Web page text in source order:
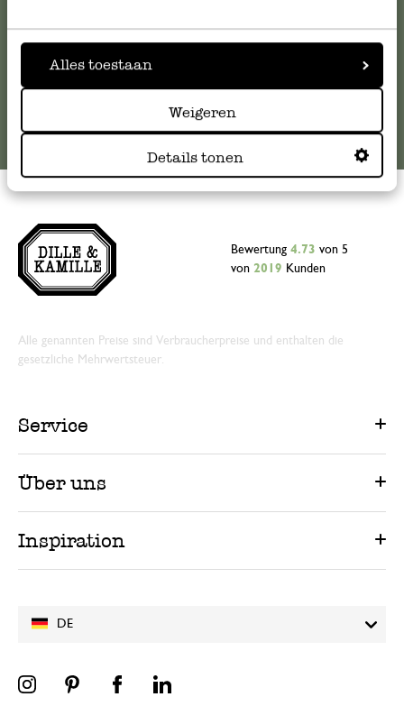
Alles toestaan
Weigeren
Details tonen
Online-Kundenservice
DE
Bewertung 4.73 von 5
von 2019 Kunden
Alle genannten Preise sind Verbraucherpreise und enthalten die
gesetzliche Mehrwertsteuer.
Service
Über uns
Inspiration